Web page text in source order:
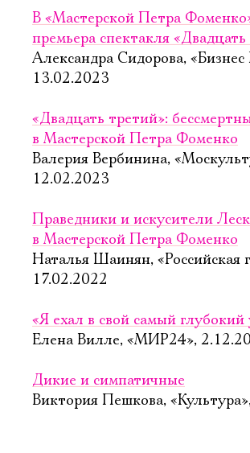
В «Мастерской Петра
премьера спектакля
Александра Сидорова, «Бизнес
13.02.2023
«Двадцать третий»:
в Мастерской Петра Фоменко
Валерия Вербинина,
12.02.2023
Праведники и искусители
в Мастерской Петра Фоменко
Наталья Шаинян, «Российская
17.02.2022
«Я ехал в свой самый
Елена Вилле, «МИР24»,
Дикие и симпатичные
Виктория Пешкова,